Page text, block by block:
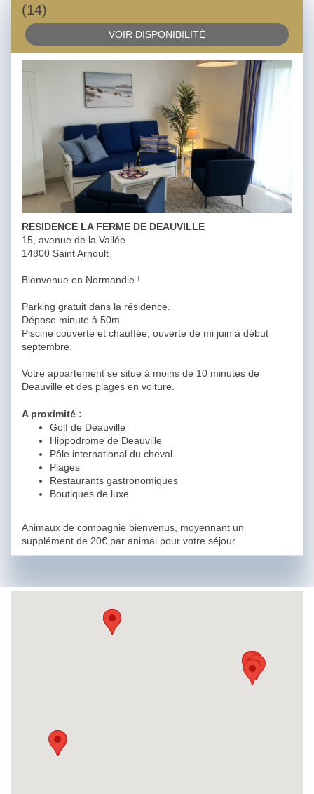
(14)
VOIR DISPONIBILITÉ
RESIDENCE LA FERME DE DEAUVILLE
15, avenue de la Vallée
14800 Saint Arnoult
Bienvenue en Normandie !
Parking gratuit dans la résidence.
Dépose minute à 50m
Piscine couverte et chauffée, ouverte de mi juin à début
septembre.
Votre appartement se situe à moins de 10 minutes de
Deauville et des plages en voiture.
A proximité :
Golf de Deauville
Hippodrome de Deauville
Pôle international du cheval
Plages
Restaurants gastronomiques
Boutiques de luxe
Animaux de compagnie bienvenus, moyennant un
supplément de 20€ par animal pour votre séjour.